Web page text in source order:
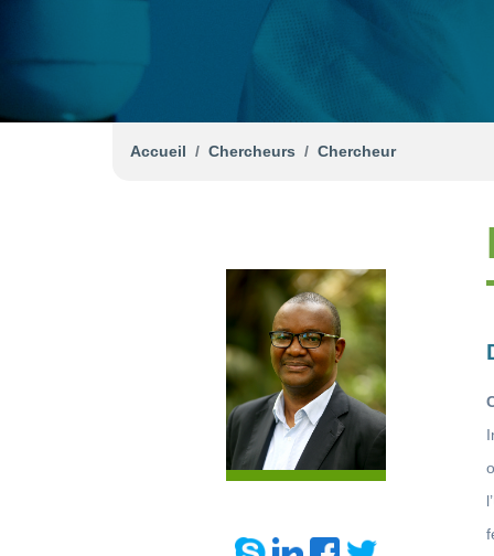
Accueil Chercheurs Chercheur